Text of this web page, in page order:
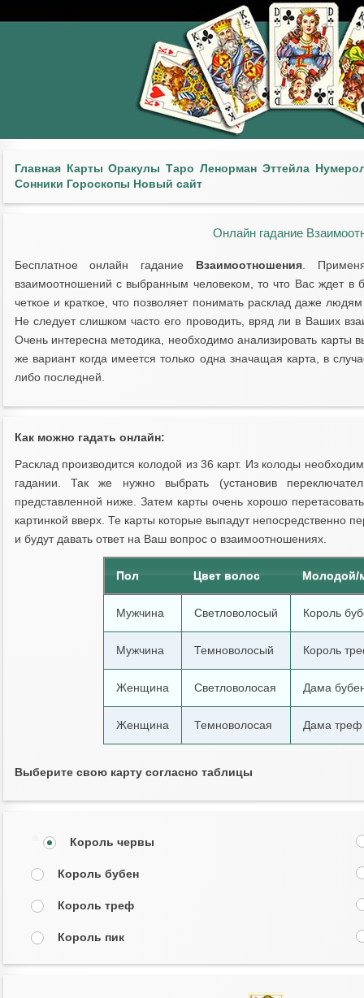
Главная Карты Оракулы Таро Ленорман Эттейла
Сонники Гороскопы Новый сайт
Онлайн гадание
Бесплатное онлайн гадание Взаимоотношения.
взаимоотношений с выбранным человеком, то что Вас ждет в
четкое и краткое, что позволяет понимать расклад даже
Не следует слишком часто его проводить, вряд ли в Ваших
Очень интересна методика, необходимо анализировать карты
же вариант когда имеется только одна значащая карта, в
либо последней.
Как можно гадать онлайн:
Расклад производится колодой из 36 карт. Из колоды
гадании. Так же нужно выбрать (установив
представленной ниже. Затем карты очень хорошо
картинкой вверх. Те карты которые выпадут непосредственно
и будут давать ответ на Ваш вопрос о взаимоотношениях.
Пол Цвет волос Молодой/
Мужчина Светловолосый Король
Мужчина Темноволосый Король
Женщина Светловолосая Дама
Женщина Темноволосая Дама треф
Выберите свою карту согласно таблицы
Король червы
Король бубен
Король треф
Король пик